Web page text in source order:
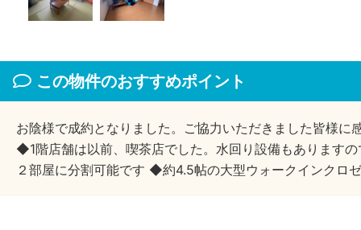
この物件のおすすめポイント
お陰様で成約となりました。ご協力いただきました皆様に
◆1階店舗は以前、喫茶店でした。水回り設備もあります
２部屋に分割可能です ◆約4.5帖の大型ウォークインクロ